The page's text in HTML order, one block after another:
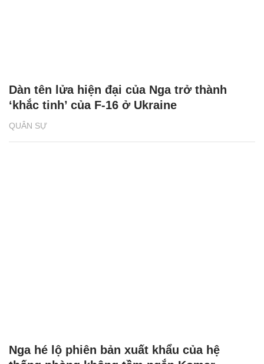
QUÂN SỰ
Dàn tên lửa hiện đại của Nga trở thành
‘khắc tinh’ của F-16 ở Ukraine
Nga hé lộ phiên bản xuất khẩu của hệ